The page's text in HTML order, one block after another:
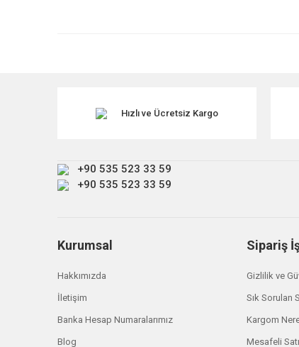
Bu ürüne benzer farklı alternatifler olmalı.
Hızlı ve Ücretsiz Kargo
+90 535 523 33 59
+90 535 523 33 59
Kurumsal
Hakkımızda
İletişim
Banka Hesap Numaralarımız
Blog
Sipariş
Gizlilik ve
Sık Sorulan
Kargom
Mesafeli